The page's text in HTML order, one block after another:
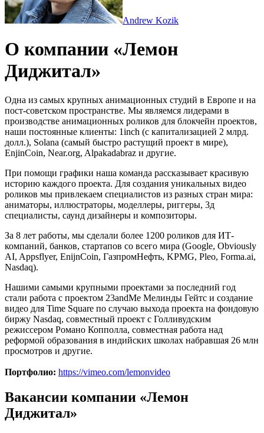
Andrew Kozik
О компании «Лемон
Диджитал»
Одна из самых крупных анимационных студий в Европе и на
пост-советском пространстве. Мы являемся лидерами в
производстве анимационных роликов для блокчейн проектов,
наши постоянные клиенты: 1inch (с капитализацией 2 млрд.
долл.), Solana (самый быстро растущий проект в мире),
EnjinCoin, Near.org, Alpakadabraz и другие.
При помощи графики наша команда рассказывает красивую
историю каждого проекта. Для создания уникальных видео
роликов мы привлекаем специалистов из разных стран мира:
аниматоры, иллюстраторы, моделлеры, риггеры, 3д
специалисты, саунд дизайнеры и композиторы.
За 8 лет работы, мы сделали более 1200 роликов для ИТ-
компаний, банков, стартапов со всего мира (Google, Obviously
AI, Appsflyer, EnijnCoin, ГазпромНефть, KPMG, Pleo, Forma.ai,
Nasdaq).
Нашими самыми крупными проектами за последний год
стали работа с проектом 23andMe Мелинды Гейтс и создание
видео для Time Square по случаю выхода проекта на фондовую
биржу Nasdaq, совместный проект с Голливудским
режиссером Романо Копполла, совместная работа над
реформой образования в индийских школах набравшая 26 млн
просмотров и другие.
Портфолио: https://vimeo.com/lemonvideo
Вакансии компании «Лемон
Диджитал»